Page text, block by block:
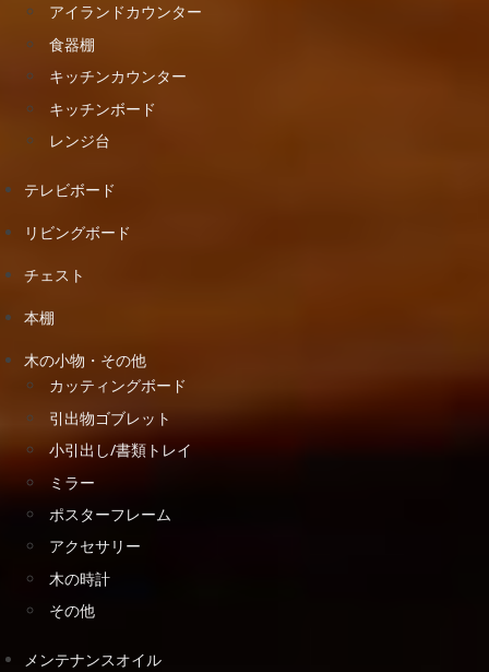
アイランドカウンター
食器棚
キッチンカウンター
キッチンボード
レンジ台
テレビボード
リビングボード
チェスト
本棚
木の小物・その他
カッティングボード
引出物ゴブレット
小引出し/書類トレイ
ミラー
ポスターフレーム
アクセサリー
木の時計
その他
メンテナンスオイル